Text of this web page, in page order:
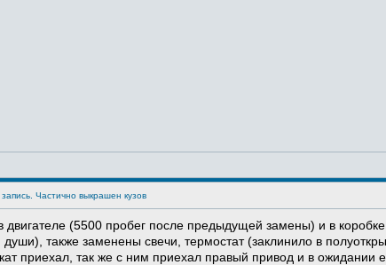
Частично выкрашен кузов
(5500 пробег после предыдущей замены) и в коробке
также заменены свечи, термостат (заклинило в
приехал, так же с ним приехал правый привод и в ожидании